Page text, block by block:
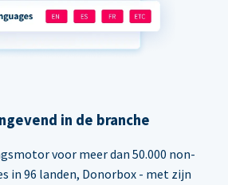
in de branche
voor meer dan 50.000 non-
in 96 landen, Donorbox - met zijn